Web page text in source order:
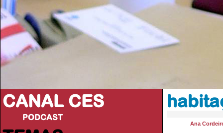
CANAL CES
PODCAST
Ana